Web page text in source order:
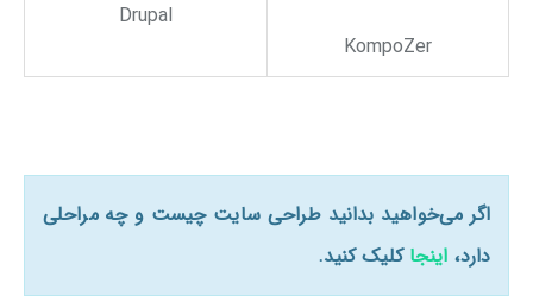
KompoZer
Drupal
اگر می‌خواهید بدانید طراحی سایت چیست و چه مراحلی
دارد، اینجا کلیک کنید.